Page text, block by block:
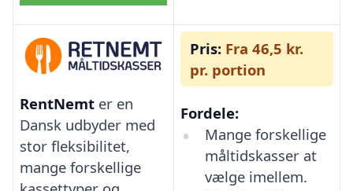
RentNemt er en
Dansk udbyder med
stor fleksibilitet,
mange forskellige
Pris: Fra 46,5 kr.
pr. portion
Fordele:
Mange forskellige
måltidskasser at
vælge imellem.